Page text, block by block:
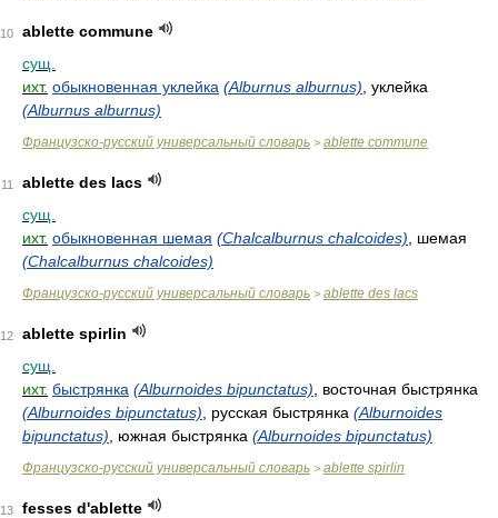
10
ablette commune
сущ.
ихт. обыкновенная уклейка (Alburnus alburnus) , уклейка
(Alburnus alburnus)
Французско-русский универсальный словарь > ablette commune
11
ablette des lacs
сущ.
ихт. обыкновенная шемая (Chalcalburnus chalcoides) , шемая
(Chalcalburnus chalcoides)
Французско-русский универсальный словарь > ablette des lacs
12
ablette spirlin
сущ.
ихт. быстрянка (Alburnoides bipunctatus) , восточная быстрянка
(Alburnoides bipunctatus) , русская быстрянка (Alburnoides
bipunctatus) , южная быстрянка (Alburnoides bipunctatus)
Французско-русский универсальный словарь > ablette spirlin
13
fesses d'ablette